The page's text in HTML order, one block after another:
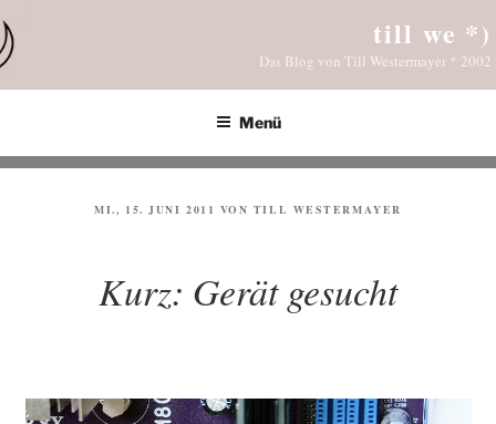
Inhalt
springen
till we *)
Das Blog von Till Westermayer * 2002
Menü
VERÖFFENTLICHT
MI., 15. JUNI 2011 VON TILL WESTERMAYER
Kurz: Gerät gesucht